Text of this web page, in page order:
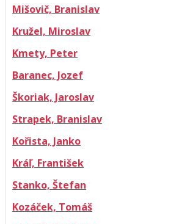
Mišovič, Branislav
Kružel, Miroslav
Kmety, Peter
Baranec, Jozef
Škoriak, Jaroslav
Strapek, Branislav
Kořista, Janko
Kráľ, František
Stanko, Štefan
Kozáček, Tomáš